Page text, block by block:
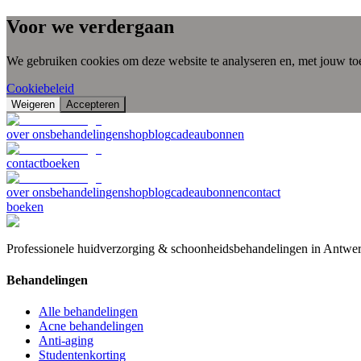
Voor we verdergaan
We gebruiken cookies om deze website te analyseren en, met jouw
Cookiebeleid
Weigeren Accepteren
over onsbehandelingenshopblogcadeaubonnen
contactboeken
over onsbehandelingenshopblogcadeaubonnencontact
boeken
Professionele huidverzorging & schoonheidsbehandelingen in
Behandelingen
Alle behandelingen
Acne behandelingen
Anti-aging
Studentenkorting